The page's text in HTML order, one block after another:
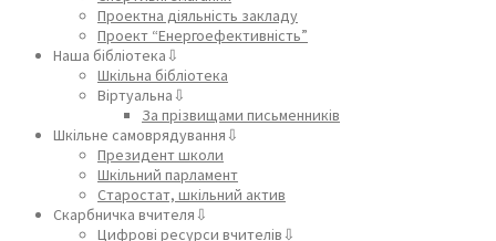
Проектна діяльність закладу
Проект “Енергоефективність”
Наша бібліотека⇩
Шкільна бібліотека
Віртуальна⇩
За прізвищами письменників
Шкільне самоврядування⇩
Президент школи
Шкільний парламент
Старостат, шкільний актив
Скарбничка вчителя⇩
Цифрові ресурси вчителів⇩